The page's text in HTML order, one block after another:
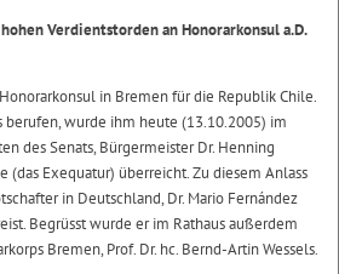
Verdientstorden an Honorarkonsul a.D.
in Bremen für die Republik Chile.
berufen, wurde ihm heute (13.10.2005) im
des Senats, Bürgermeister Dr. Henning
(das Exequatur) überreicht. Zu diesem Anlass
in Deutschland, Dr. Mario Fernández
Begrüsst wurde er im Rathaus außerdem
Bremen, Prof. Dr. hc. Bernd-Artin Wessels.